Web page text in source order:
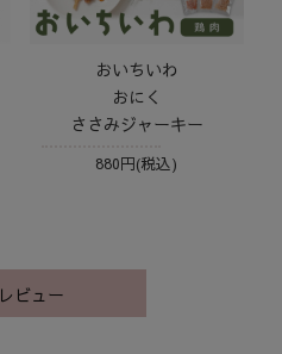
おいちいわ
おにく
ささみジャーキー
880円(税込)
レビュー